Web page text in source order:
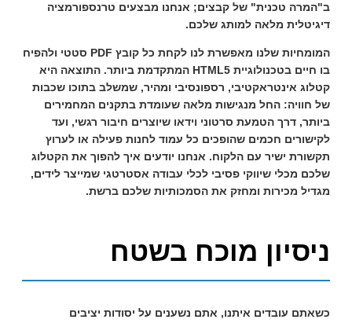
ב"המרה טכנית" של קבצים; אנחנו מבצעים טרנספורמציה
דיגיטלית מלאה למותג שלכם.
המומחיות שלנו מאפשרת לנו לקחת כל קובץ PDF סטטי ולהפיח
בו חיים בטכנולוגיית HTML5 המתקדמת ביותר. התוצאה היא
קטלוג אינטראקטיבי, רספונסיבי ומהיר, שמשלב בתוכו שכבות
של חוויה: החל מנגישות מלאה שעומדת בתקנים המחמירים
ביותר, דרך הטמעת סרטוני וידאו שיוצרים חיבור רגשי, ועד
לקישורים חכמים שהופכים כל עמוד לחנות פעילה או לערוץ
תקשורת ישיר עם הלקוח. אנחנו יודעים איך להפוך את הקטלוג
שלכם מכלי שיווקי פסיבי לכלי עבודה אסטרטגי שמייצר לידים,
מגדיל מכירות ומחזק את הסמכותיות שלכם ברשת.
ניסיון מוכח בשטח
כשאתם עובדים איתנו, אתם נשענים על יסודות יציבים